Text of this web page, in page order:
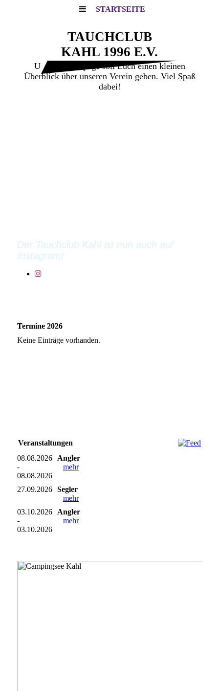
STARTSEITE
TAUCHCLUB
KAHL 1996 E.V.
Unsere Homepage soll Euch einen kleinen
Überblick über unseren Verein geben. Viel Spaß
dabei!
Der Tauchclub Kahl ist nun auch auf
Instagram!
Termine 2026
Keine Einträge vorhanden.
Veranstaltungen
08.08.2026
-
08.08.2026
Angler
mehr
27.09.2026 Segler
mehr
03.10.2026
-
03.10.2026
Angler
mehr